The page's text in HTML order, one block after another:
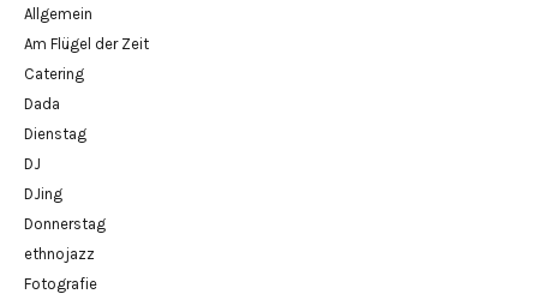
Allgemein
Am Flügel der Zeit
Catering
Dada
Dienstag
DJ
DJing
Donnerstag
ethnojazz
Fotografie